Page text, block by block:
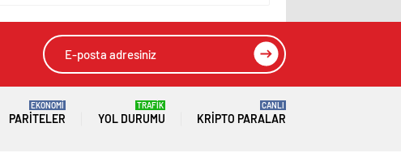
PARITELER
EKONOMİ
YOL DURUMU
TRAFİK
KRIPTO PARALAR
CANLI